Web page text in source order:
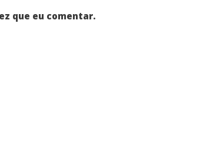
que eu comentar.